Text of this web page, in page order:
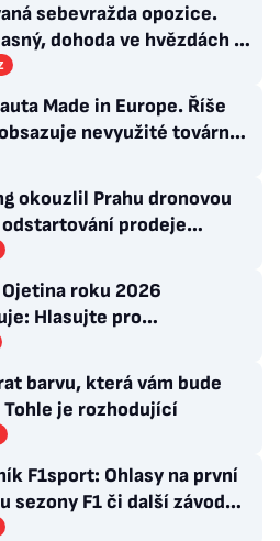
sebevražda opozice.
dohoda ve hvězdách a
by musel být jako Spider-
Made in Europe. Říše
nevyužité továrny
rivalů
okouzlil Prahu dronovou
prodeje
roku 2026
Hlasujte pro
spalovací auto!
barvu, která vám bude
je rozhodující
F1sport: Ohlasy na první
sezony F1 či další závod
Staňka v Japonsku